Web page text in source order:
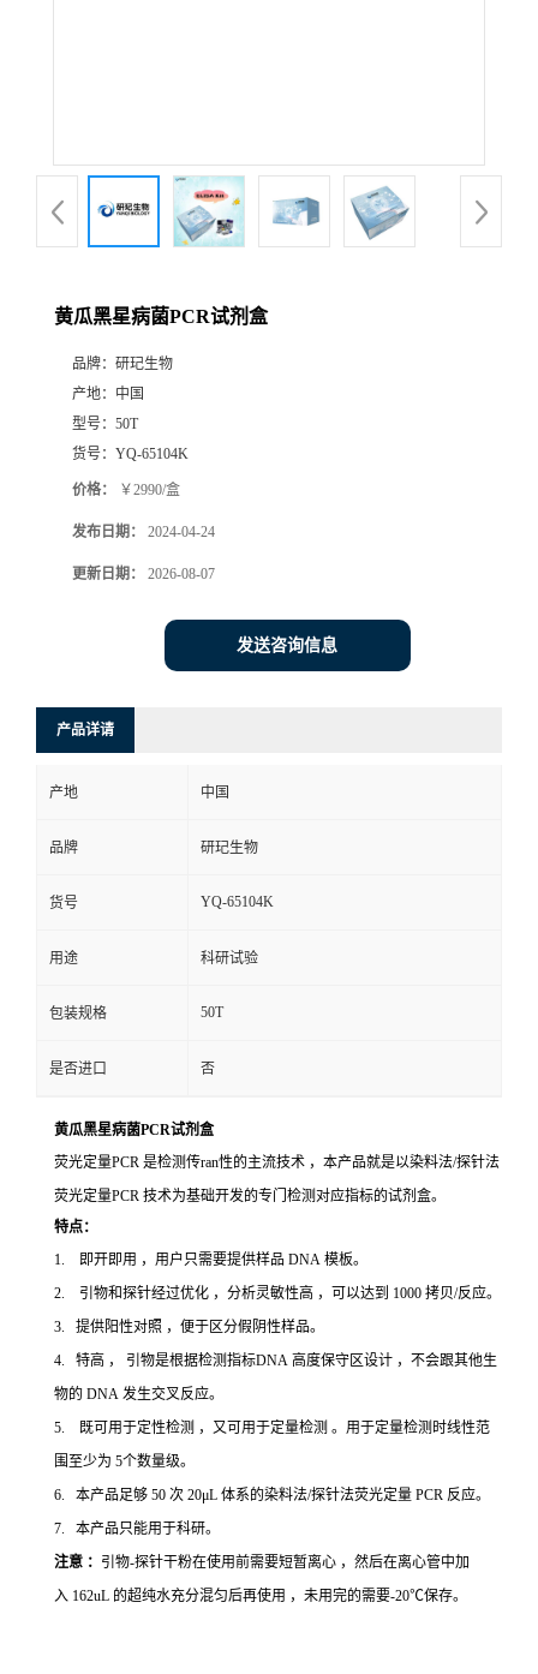
黄瓜黑星病菌PCR试剂盒
品牌： 研玘生物
产地： 中国
型号： 50T
货号： YQ-65104K
价格： ￥2990/盒
发布日期： 2024-04-24
更新日期： 2026-08-07
发送咨询信息
产品详请
产地 中国
品牌 研玘生物
货号 YQ-65104K
用途 科研试验
包装规格 50T
是否进口 否
黄瓜黑星病菌PCR试剂盒
荧光定量PCR 是检测传ran性的主流技术 ，本产品就是以染料法/探针法
荧光定量PCR 技术为基础开发的专门检测对应指标的试剂盒。
特点：
1. 即开即用 ，用户只需要提供样品 DNA 模板。
2. 引物和探针经过优化 ，分析灵敏性高 ，可以达到 1000 拷贝/反应。
3. 提供阳性对照 ，便于区分假阴性样品。
4. 特高 ， 引物是根据检测指标DNA 高度保守区设计 ，不会跟其他生
物的 DNA 发生交叉反应。
5. 既可用于定性检测 ，又可用于定量检测 。用于定量检测时线性范
围至少为 5个数量级。
6. 本产品足够 50 次 20μL 体系的染料法/探针法荧光定量 PCR 反应。
7. 本产品只能用于科研。
注意 ： 引物-探针干粉在使用前需要短暂离心 ，然后在离心管中加
入 162uL 的超纯水充分混匀后再使用 ，未用完的需要-20℃保存。